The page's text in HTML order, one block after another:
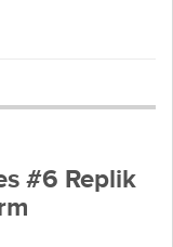
#6 Replik